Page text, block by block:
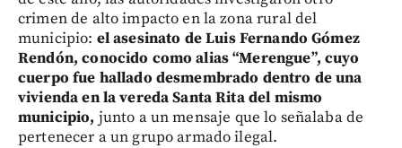
crimen de alto impacto en la zona rural del
municipio: el asesinato de Luis Fernando Gómez
Rendón, conocido como alias “Merengue”, cuyo
cuerpo fue hallado desmembrado dentro de una
vivienda en la vereda Santa Rita del mismo
municipio, junto a un mensaje que lo señalaba de
pertenecer a un grupo armado ilegal.